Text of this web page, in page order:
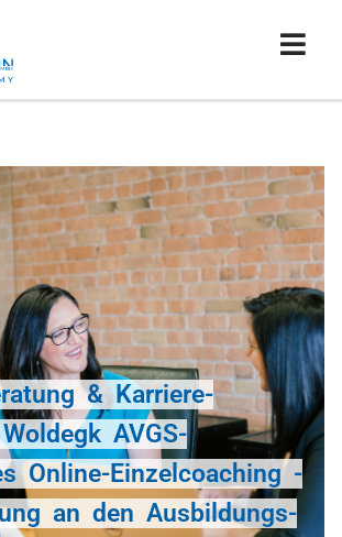
& Karriere-
AVGS-
Online-Einzelcoaching -
an den Ausbildungs-